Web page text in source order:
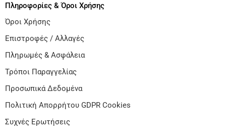
Πληροφορίες & Όροι Χρήσης
Όροι Χρήσης
Επιστροφές / Αλλαγές
Πληρωμές & Ασφάλεια
Τρόποι Παραγγελίας
Προσωπικά Δεδομένα
Πολιτική Απορρήτου GDPR Cookies
Συχνές Ερωτήσεις